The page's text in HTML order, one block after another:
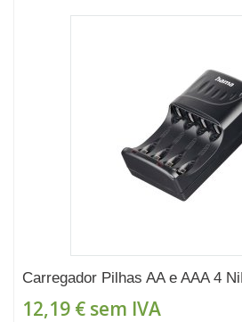
Carregador Pilhas AA e AAA 4
12,19 € sem IVA